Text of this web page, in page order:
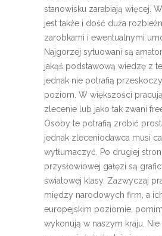
stanowisku zarabiają więcej.
jest także i dość duża
zarobkami i ewentualnymi
Najgorzej sytuowani są
jakąś podstawową wiedzę z
jednak nie potrafią
poziom. W większości
zlecenie lub jako tak zwani
Osoby te potrafią zrobić
jednak zleceniodawca musi
wytłumaczyć. Po drugiej
przysłowiowej gałęzi są
światowej klasy. Zazwyczaj
między narodowych firm, a
europejskim poziomie,
wykonują w naszym kraju.